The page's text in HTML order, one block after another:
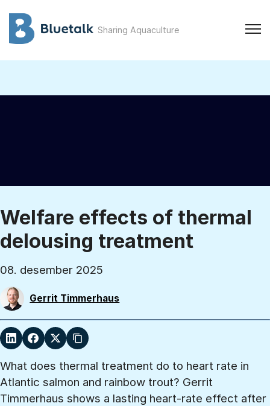
Sharing Aquaculture
Welfare effects of thermal
delousing treatment
08. desember 2025
Gerrit Timmerhaus
What does thermal treatment do to heart rate in
Atlantic salmon and rainbow trout? Gerrit
Timmerhaus shows a lasting heart-rate effect after